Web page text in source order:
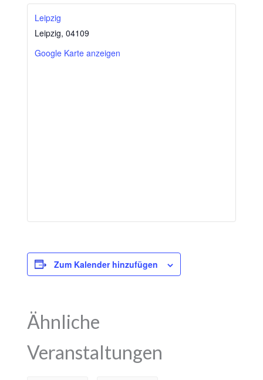
Leipzig
Leipzig, 04109
Google Karte anzeigen
Zum Kalender hinzufügen
Ähnliche
Veranstaltungen